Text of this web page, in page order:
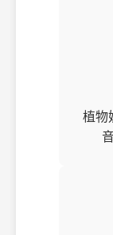
植物